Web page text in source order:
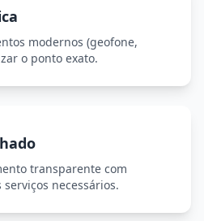
modernos (geofone,
o ponto exato.
transparente com
necessários.